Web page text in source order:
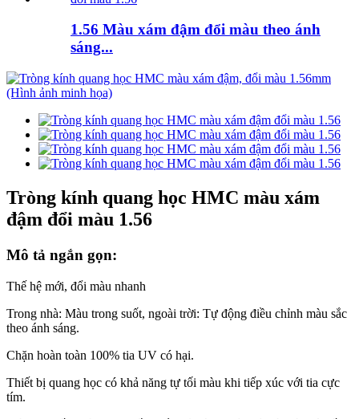
1.56 Màu xám đậm đổi màu theo ánh
sáng...
Tròng kính quang học HMC màu xám
đậm đổi màu 1.56
Mô tả ngắn gọn:
Thế hệ mới, đổi màu nhanh
Trong nhà: Màu trong suốt, ngoài trời: Tự động điều chỉnh màu sắc
theo ánh sáng.
Chặn hoàn toàn 100% tia UV có hại.
Thiết bị quang học có khả năng tự tối màu khi tiếp xúc với tia cực
tím.